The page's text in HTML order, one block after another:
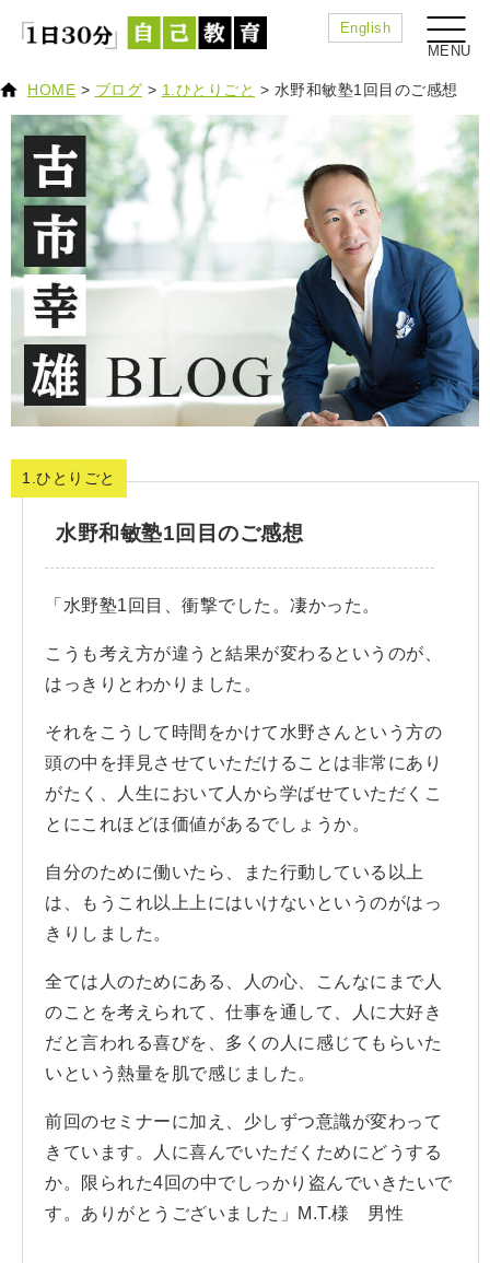
English
HOME > ブログ > 1.ひとりごと > 水野和敏塾1回目のご感想
1.ひとりごと
水野和敏塾1回目のご感想
「水野塾1回目、衝撃でした。凄かった。
こうも考え方が違うと結果が変わるというのが、
はっきりとわかりました。
それをこうして時間をかけて水野さんという方の
頭の中を拝見させていただけることは非常にあり
がたく、人生において人から学ばせていただくこ
とにこれほどほ価値があるでしょうか。
自分のために働いたら、また行動している以上
は、もうこれ以上上にはいけないというのがはっ
きりしました。
全ては人のためにある、人の心、こんなにまで人
のことを考えられて、仕事を通して、人に大好き
だと言われる喜びを、多くの人に感じてもらいた
いという熱量を肌で感じました。
前回のセミナーに加え、少しずつ意識が変わって
きています。人に喜んでいただくためにどうする
か。限られた4回の中でしっかり盗んでいきたいで
す。ありがとうございました」M.T.様 男性